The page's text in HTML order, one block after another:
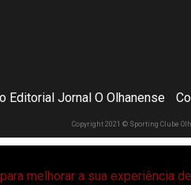
melhorar a sua experiência
Editorial Jornal O Olhanense
Copyright 2021 © Sporting Clube